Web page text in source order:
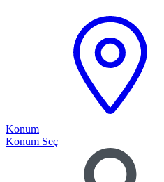
Konum
Konum Seç